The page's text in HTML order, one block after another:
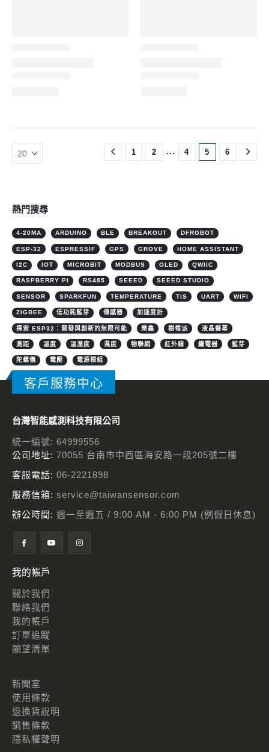
1 2 ... 4 5 6
熱門搜尋
4-20MA ARDUINO BLE BREAKOUT DFROBOT
ESP-32 ESPRESSIF GPS GROVE HOME ASSISTANT
I2C IOT MICROBIT MODBUS OLED QWIIC
RASPBERRY PI RS485 SEEED SEEED STUDIO
SENSOR SPARKFUN TEMPERATURE TIS UART WIFI
ZIGBEE 低功耗藍芽 傳感器 加速度計
探索 ESP32：開發與創新的無限可能 樂鑫 樹莓派 液晶螢幕
測距 溫度 溫溼度 濕度 物聯網 紅外線 繼電器 藍芽
陀螺儀 電壓 電源模組
客戶服務中心
台灣智能感測科技有限公司
統一編號: 64999556
公司地址: 70055 台南市中西區海安路一段205號二樓
客服電話: 06-2221898
服務信箱: service@taiwansensor.com
辦公時間: 週一至週五 / 9:00 AM - 6:00 PM (例假日休息)
我的帳戶
關於我們
聯絡我們
我的帳戶
訂單追蹤
願望清單
新聞室
使用條款
退換貨說明
銷售條款
隱私權聲明